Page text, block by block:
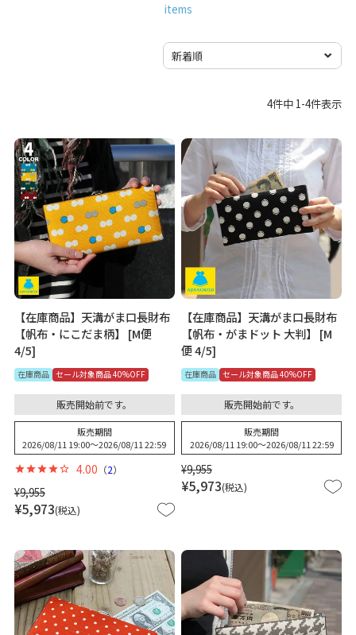
items
4件中 1-4件表示
【在庫商品】天溝がま口長財布
【帆布・にこだま柄】 [M便
4/5]
在庫商品 セール対象商品 40%OFF
¥9,955
¥5,973 税込
販売開始前です。
販売期間
2026/08/11 19:00〜2026/08/11 22:59
4.00 （2）
【在庫商品】天溝がま口長財布
【帆布・がまドット 大判】 [M
便 4/5]
在庫商品 セール対象商品 40%OFF
¥9,955
¥5,973 税込
販売開始前です。
販売期間
2026/08/11 19:00〜2026/08/11 22:59